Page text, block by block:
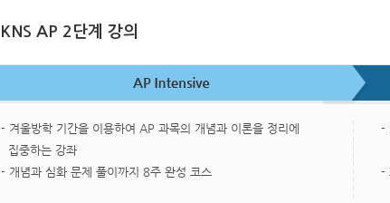
KNS AP 2단계 강의
- 겨울방학 기간을 이용하여 AP 과목의 개념과 이론을 정리에
집중하는 강좌
- 개념과 심화 문제 풀이까지 8주 완성 코스
-
-